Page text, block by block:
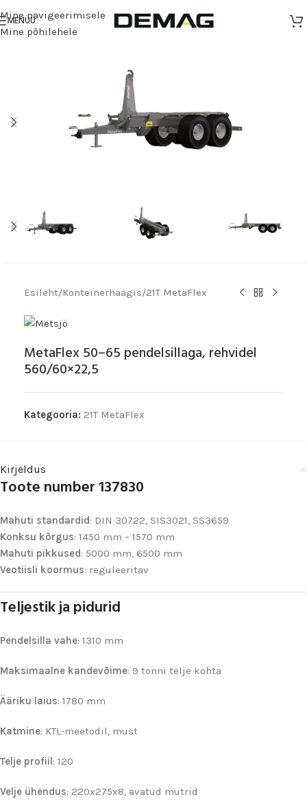
Mine navigeerimisele
Mine põhilehele
MENÜÜ
Esileht/Konteinerhaagis/21T MetaFlex
MetaFlex 50–65 pendelsillaga, rehvidel
560/60×22,5
Kategooria: 21T MetaFlex
Kirjeldus
Toote number 137830
Mahuti standardid: DIN 30722, SIS3021, SS3659
Konksu kõrgus: 1450 mm – 1570 mm
Mahuti pikkused: 5000 mm, 6500 mm
Veotiisli koormus: reguleeritav
Teljestik ja pidurid
Pendelsilla vahe: 1310 mm
Maksimaalne kandevõime: 9 tonni telje kohta
Ääriku laius: 1780 mm
Katmine: KTL-meetodil, must
Telje profiil: 120
Velje ühendus: 220x275x8, avatud mutrid